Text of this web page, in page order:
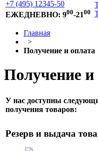
+7 (495) 12345-50
ЕЖЕДНЕВНО: 900-2100
Главная
>
Получение и оплата
Получение и
У нас доступны
получения товаров:
Резерв и выдача